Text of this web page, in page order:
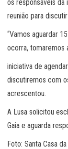
os responsáveis da
reunião para
“Vamos aguardar
ocorra, tomaremos
iniciativa de
discutiremos com
acrescentou.
A Lusa solicitou
Gaia e aguarda
Foto: Santa Casa